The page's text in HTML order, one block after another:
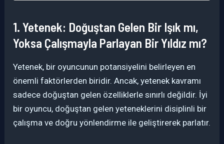
1. Yetenek: Doğuştan Gelen Bir Işık mı,
Yoksa Çalışmayla Parlayan Bir Yıldız mı?
Yetenek, bir oyuncunun potansiyelini belirleyen en
önemli faktörlerden biridir. Ancak, yetenek kavramı
sadece doğuştan gelen özelliklerle sınırlı değildir. İyi
bir oyuncu, doğuştan gelen yeteneklerini disiplinli bir
çalışma ve doğru yönlendirme ile geliştirerek parlatır.